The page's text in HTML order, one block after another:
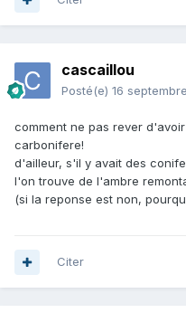
cascaillou
Posté(e) 16
comment ne pas rever
carbonifere!
d'ailleur, s'il y avait des
l'on trouve de l'ambre
(si la reponse est non,
Citer